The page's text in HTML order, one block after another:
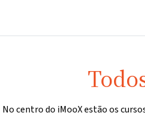
No centro do iMooX estão os